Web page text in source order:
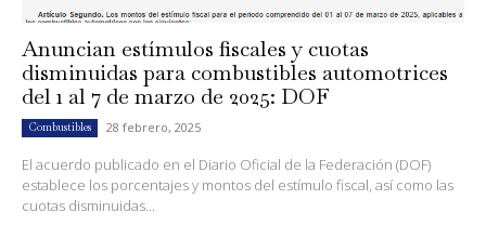
Anuncian estímulos fiscales y cuotas
disminuidas para combustibles automotrices
del 1 al 7 de marzo de 2025: DOF
Combustibles 28 febrero, 2025
El acuerdo publicado en el Diario Oficial de la Federación (DOF)
establece los porcentajes y montos del estímulo fiscal, así como las
cuotas disminuidas...